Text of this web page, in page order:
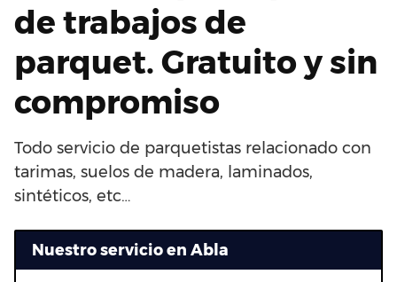
de trabajos de
parquet. Gratuito y sin
compromiso
Todo servicio de parquetistas relacionado con
tarimas, suelos de madera, laminados,
sintéticos, etc…
Nuestro servicio en Abla